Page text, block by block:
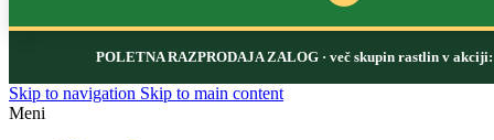
POLETNA RAZPRODAJA ZALOG· več skupin rastlin v
Skip to navigation Skip to main content
Meni